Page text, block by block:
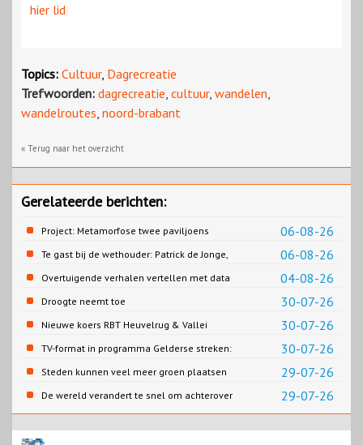
hier lid
Topics: Cultuur, Dagrecreatie
Trefwoorden: dagrecreatie, cultuur, wandelen,
wandelroutes, noord-brabant
« Terug naar het overzicht
Gerelateerde berichten:
06-08-26
Project: Metamorfose twee paviljoens
Biesbosch MuseumEiland
06-08-26
Te gast bij de wethouder: Patrick de Jonge,
Gemeente Emmen
04-08-26
Overtuigende verhalen vertellen met data
30-07-26
Droogte neemt toe
30-07-26
Nieuwe koers RBT Heuvelrug & Vallei
zichtbaar in eerste resultaten 2026
30-07-26
TV-format in programma Gelderse streken:
Rondje Gelderland
29-07-26
Steden kunnen veel meer groen plaatsen
29-07-26
De wereld verandert te snel om achterover
te leunen